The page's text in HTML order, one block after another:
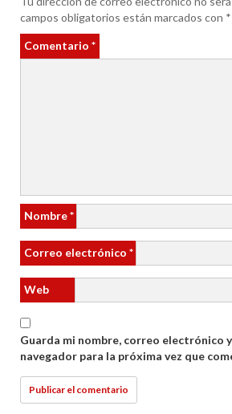
campos obligatorios están marcados con *
Comentario *
Nombre*
Correo electrónico *
Web
Guarda mi nombre, correo electrónico
navegador para la próxima vez que